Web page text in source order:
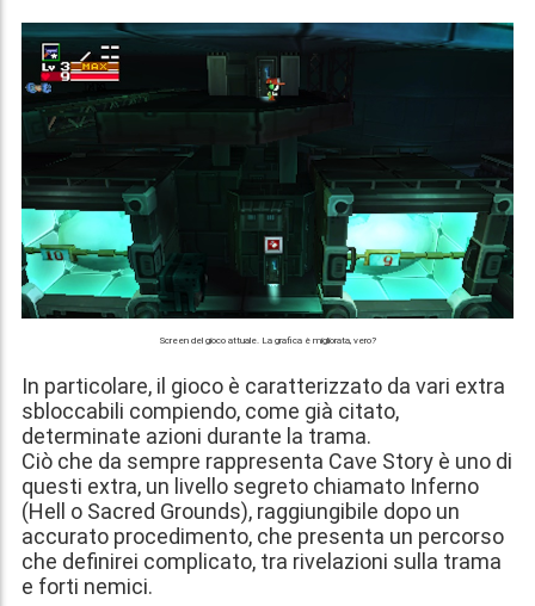
Screen del gioco attuale. La grafica è migliorata, vero?
In particolare, il gioco è caratterizzato da vari extra
sbloccabili compiendo, come già citato,
determinate azioni durante la trama.
Ciò che da sempre rappresenta Cave Story è uno di
questi extra, un livello segreto chiamato Inferno
(Hell o Sacred Grounds), raggiungibile dopo un
accurato procedimento, che presenta un percorso
che definirei complicato, tra rivelazioni sulla trama
e forti nemici.